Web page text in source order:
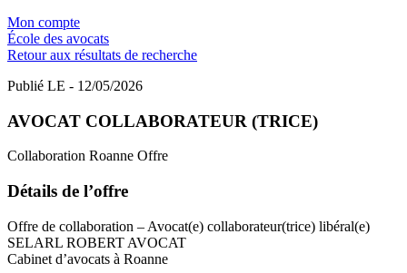
Mon compte
École des avocats
Retour aux résultats de recherche
Publié LE - 12/05/2026
AVOCAT COLLABORATEUR (TRICE)
Collaboration Roanne Offre
Détails de l’offre
Offre de collaboration – Avocat(e) collaborateur(trice) libéral(e)
SELARL ROBERT AVOCAT
Cabinet d’avocats à Roanne